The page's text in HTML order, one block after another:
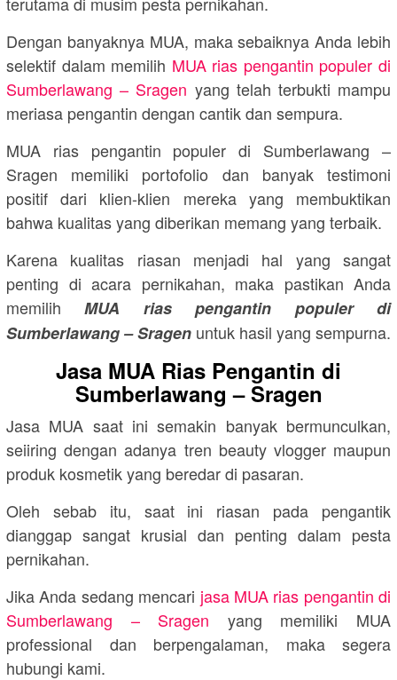
Dengan banyaknya MUA, maka sebaiknya Anda lebih
selektif dalam memilih MUA rias pengantin populer di
Sumberlawang – Sragen yang telah terbukti mampu
meriasa pengantin dengan cantik dan sempura.
MUA rias pengantin populer di Sumberlawang –
Sragen memiliki portofolio dan banyak testimoni
positif dari klien-klien mereka yang membuktikan
bahwa kualitas yang diberikan memang yang terbaik.
Karena kualitas riasan menjadi hal yang sangat
penting di acara pernikahan, maka pastikan Anda
memilihMUA rias pengantin populer di
Sumberlawang – Sragen untuk hasil yang sempurna.
Jasa MUA Rias Pengantin di
Sumberlawang – Sragen
Jasa MUA saat ini semakin banyak bermunculkan,
seiiring dengan adanya tren beauty vlogger maupun
produk kosmetik yang beredar di pasaran.
Oleh sebab itu, saat ini riasan pada pengantik
dianggap sangat krusial dan penting dalam pesta
pernikahan.
Jika Anda sedang mencari jasa MUA rias pengantin di
Sumberlawang – Sragen yang memiliki MUA
professional dan berpengalaman, maka segera
hubungi kami.